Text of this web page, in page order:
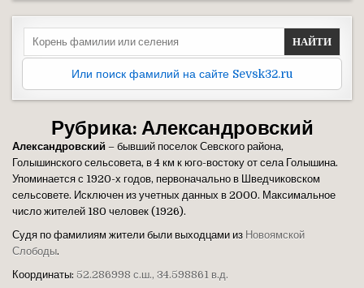
Search for:
Или поиск фамилий на сайте Sevsk32.ru
Рубрика:Александровский
Александровский – бывший поселок Севского района,
Голышинского сельсовета, в 4 км к юго-востоку от села Голышина.
Упоминается с 1920-х годов, первоначально в Шведчиковском
сельсовете. Исключен из учетных данных в 2000. Максимальное
число жителей 180 человек (1926).
Судя по фамилиям жители были выходцами из Новоямской
Слободы.
Координаты:52.286998 с.ш., 34.598861 в.д.